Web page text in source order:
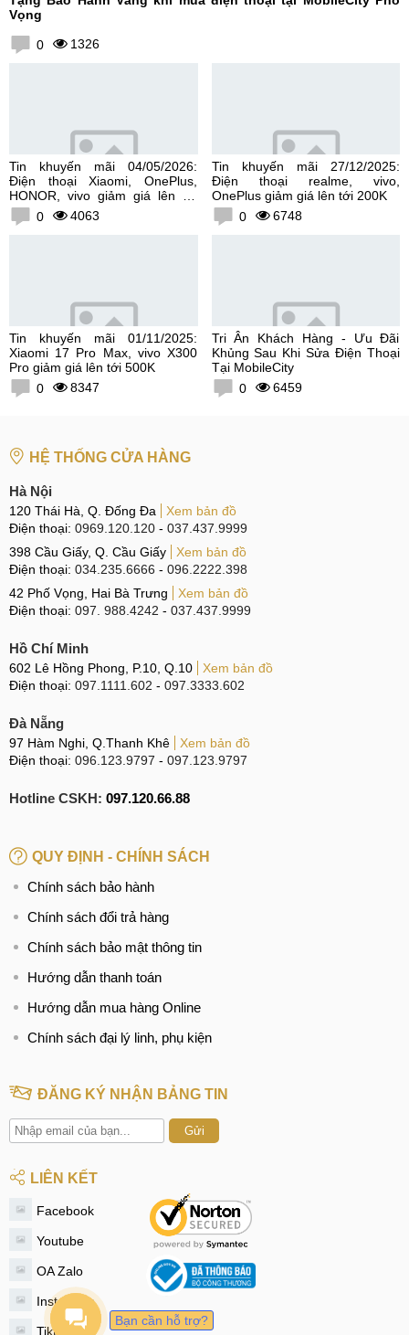
Vọng
0 1326
Tin khuyến mãi 04/05/2026:
Điện thoại Xiaomi, OnePlus,
HONOR, vivo giảm giá lên tới
300K0 4063
Tin khuyến mãi 27/12/2025:
Điện thoại realme, vivo,
OnePlus giảm giá lên tới 200K
0
6748
Tin khuyến mãi 01/11/2025:
Xiaomi 17 Pro Max, vivo X300
Pro giảm giá lên tới 500K
0
8347
Tri Ân Khách Hàng - Ưu Đãi
Khủng Sau Khi Sửa Điện Thoại
Tại MobileCity
0
6459
HỆ THỐNG CỬA HÀNG
Hà Nội
120 Thái Hà, Q. Đống Đa
Xem bản đồ
Điện thoại: 0969.120.120 - 037.437.9999
398 Cầu Giấy, Q. Cầu Giấy
Xem bản đồ
Điện thoại: 034.235.6666 - 096.2222.398
42 Phố Vọng, Hai Bà Trưng
Xem bản đồ
Điện thoại: 097. 988.4242 - 037.437.9999
Hồ Chí Minh
602 Lê Hồng Phong, P.10, Q.10
Xem bản đồ
Điện thoại: 097.1111.602 - 097.3333.602
Đà Nẵng
97 Hàm Nghi, Q.Thanh Khê
Xem bản đồ
Điện thoại: 096.123.9797 - 097.123.9797
Hotline CSKH: 097.120.66.88
QUY ĐỊNH - CHÍNH SÁCH
Chính sách bảo hành
Chính sách đổi trả hàng
Chính sách bảo mật thông tin
Hướng dẫn thanh toán
Hướng dẫn mua hàng Online
Chính sách đại lý linh, phụ kiện
ĐĂNG KÝ NHẬN BẢNG TIN
Gửi
LIÊN KẾT
Facebook
Youtube
OA Zalo
Instagram
Tiktok
Bạn cần hỗ trợ?